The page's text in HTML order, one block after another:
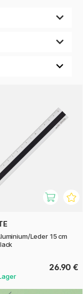
Leder 15 cm
26.90 €